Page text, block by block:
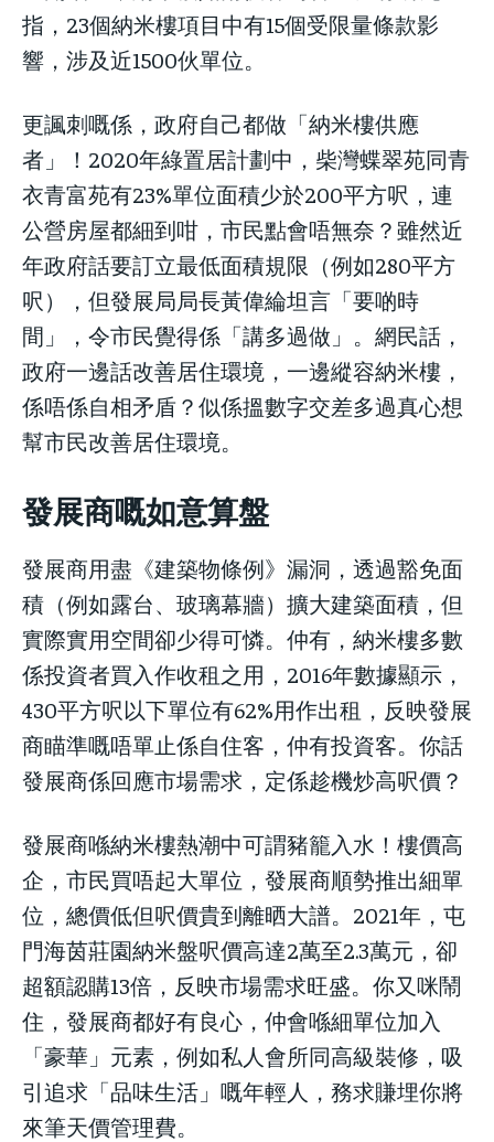
指，23個納米樓項目中有15個受限量條款影
響，涉及近1500伙單位。
更諷刺嘅係，政府自己都做「納米樓供應
者」！2020年綠置居計劃中，柴灣蝶翠苑同青
衣青富苑有23%單位面積少於200平方呎，連
公營房屋都細到咁，市民點會唔無奈？雖然近
年政府話要訂立最低面積規限（例如280平方
呎），但發展局局長黃偉綸坦言「要啲時
間」，令市民覺得係「講多過做」。網民話，
政府一邊話改善居住環境，一邊縱容納米樓，
係唔係自相矛盾？似係搵數字交差多過真心想
幫市民改善居住環境。
發展商嘅如意算盤
發展商用盡《建築物條例》漏洞，透過豁免面
積（例如露台、玻璃幕牆）擴大建築面積，但
實際實用空間卻少得可憐。仲有，納米樓多數
係投資者買入作收租之用，2016年數據顯示，
430平方呎以下單位有62%用作出租，反映發展
商瞄準嘅唔單止係自住客，仲有投資客。你話
發展商係回應市場需求，定係趁機炒高呎價？
發展商喺納米樓熱潮中可謂豬籠入水！樓價高
企，市民買唔起大單位，發展商順勢推出細單
位，總價低但呎價貴到離晒大譜。2021年，屯
門海茵莊園納米盤呎價高達2萬至2.3萬元，卻
超額認購13倍，反映市場需求旺盛。你又咪鬧
住，發展商都好有良心，仲會喺細單位加入
「豪華」元素，例如私人會所同高級裝修，吸
引追求「品味生活」嘅年輕人，務求賺埋你將
來筆天價管理費。